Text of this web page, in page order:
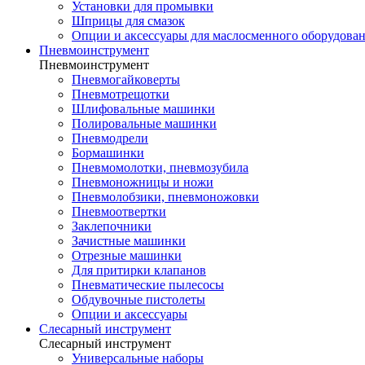
Установки для промывки
Шприцы для смазок
Опции и аксессуары для маслосменного
Пневмоинструмент
Пневмоинструмент
Пневмогайковерты
Пневмотрещотки
Шлифовальные машинки
Полировальные машинки
Пневмодрели
Бормашинки
Пневмомолотки, пневмозубила
Пневмоножницы и ножи
Пневмолобзики, пневмоножовки
Пневмоотвертки
Заклепочники
Зачистные машинки
Отрезные машинки
Для притирки клапанов
Пневматические пылесосы
Обдувочные пистолеты
Опции и аксессуары
Слесарный инструмент
Слесарный инструмент
Универсальные наборы